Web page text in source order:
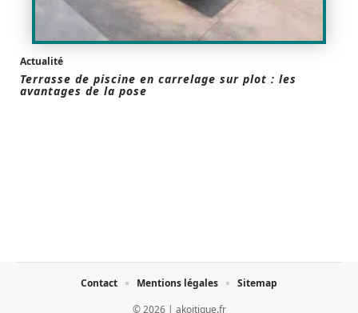
Actualité
Terrasse de piscine en carrelage sur plot : les
avantages de la pose
© 2026 | akoitique.fr
Contact Mentions légales Sitemap